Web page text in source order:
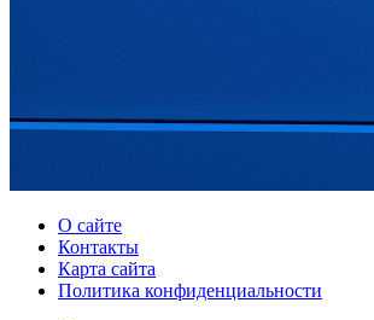
О сайте
Контакты
Карта сайта
Политика конфиденциальности